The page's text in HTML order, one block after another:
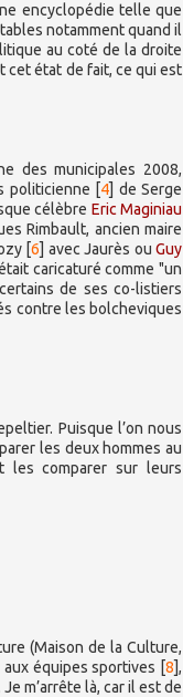
encyclopédie telle que
notamment quand il
au coté de la droite
cet état de fait, ce qui est
des municipales 2008,
politicienne [4] de Serge
célèbre Eric Maginiau
Rimbault, ancien maire
[6] avec Jaurès ouGuy
caricaturé comme "un
de ses co-listiers
contre les bolcheviques
Puisque l’on nous
les deux hommes au
les comparer sur leurs
(Maison de la Culture,
équipes sportives [8],
m’arrête là, car il est de